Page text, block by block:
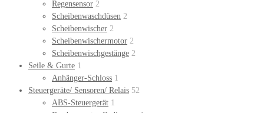
Regensensor 2
Scheibenwaschdüsen 2
Scheibenwischer 2
Scheibenwischermotor 2
Scheibenwischgestänge 2
Seile & Gurte 1
Anhänger-Schloss 1
Steuergeräte/ Sensoren/ Relais 52
ABS-Steuergerät 1